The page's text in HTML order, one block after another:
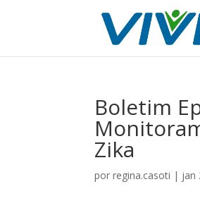
Boletim
Zika
porregina.casoti | jan